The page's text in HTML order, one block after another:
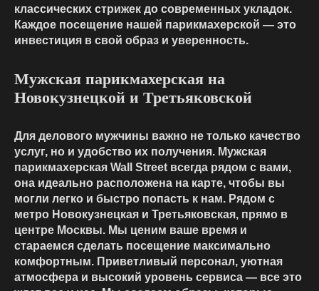
классических стрижек до современных укладок.
Каждое посещение нашей парикмахерской — это
инвестиция в свой образ и уверенность.
Мужская парикмахерская на
Новокузнецкой и Третьяковской
Для делового мужчины важно не только качество
услуг, но и удобство их получения. Мужская
парикмахерская Wall Street всегда рядом с вами,
она идеально расположена на карте, чтобы вы
могли легко и быстро попасть к нам. Рядом с
метро Новокузнецкая и Третьяковская, прямо в
центре Москвы. Мы ценим ваше время и
стараемся сделать посещение максимально
комфортным. Приветливый персонал, уютная
атмосфера и высокий уровень сервиса — все это